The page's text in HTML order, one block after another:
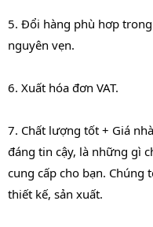
5. Đổi hàng phù hơp
nguyên vẹn.
6. Xuất hóa đơn VAT.
7. Chất lượng tốt + Giá
đáng tin cậy, là những gì
cung cấp cho bạn.
thiết kế, sản xuất.